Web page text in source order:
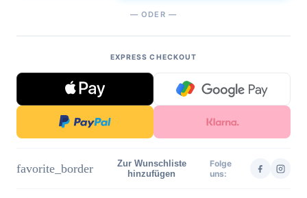
— ODER —
EXPRESS CHECKOUT
favorite_border
Zur Wunschliste
hinzufügen
Folge
uns: